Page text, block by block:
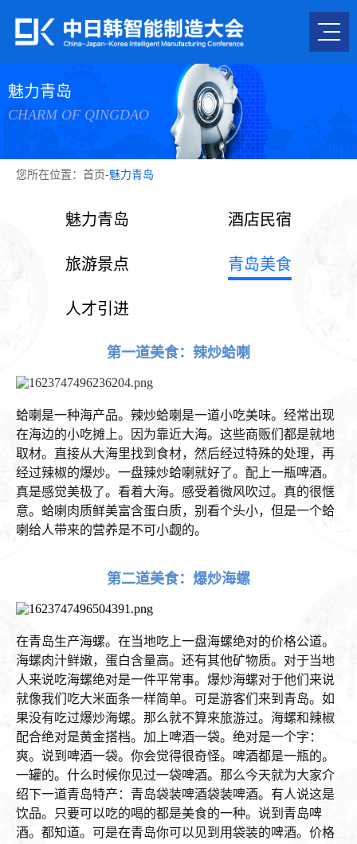
魅力青岛
CHARM OF QINGDAO
您所在位置： 首页-魅力青岛
魅力青岛 酒店民宿
旅游景点 青岛美食
人才引进
第一道美食：辣炒蛤喇
蛤喇是一种海产品。辣炒蛤喇是一道小吃美味。经常出现
在海边的小吃摊上。因为靠近大海。这些商贩们都是就地
取材。直接从大海里找到食材，然后经过特殊的处理，再
经过辣椒的爆炒。一盘辣炒蛤喇就好了。配上一瓶啤酒。
真是感觉美极了。看着大海。感受着微风吹过。真的很惬
意。蛤喇肉质鲜美富含蛋白质，别看个头小，但是一个蛤
喇给人带来的营养是不可小觑的。
第二道美食：爆炒海螺
在青岛生产海螺。在当地吃上一盘海螺绝对的价格公道。
海螺肉汁鲜嫩，蛋白含量高。还有其他矿物质。对于当地
人来说吃海螺绝对是一件平常事。爆炒海螺对于他们来说
就像我们吃大米面条一样简单。可是游客们来到青岛。如
果没有吃过爆炒海螺。那么就不算来旅游过。海螺和辣椒
配合绝对是黄金搭档。加上啤酒一袋。绝对是一个字：
爽。说到啤酒一袋。你会觉得很奇怪。啤酒都是一瓶的。
一罐的。什么时候你见过一袋啤酒。那么今天就为大家介
绍下一道青岛特产：青岛袋装啤酒袋装啤酒。有人说这是
饮品。只要可以吃的喝的都是美食的一种。说到青岛啤
酒。都知道。可是在青岛你可以见到用袋装的啤酒。价格